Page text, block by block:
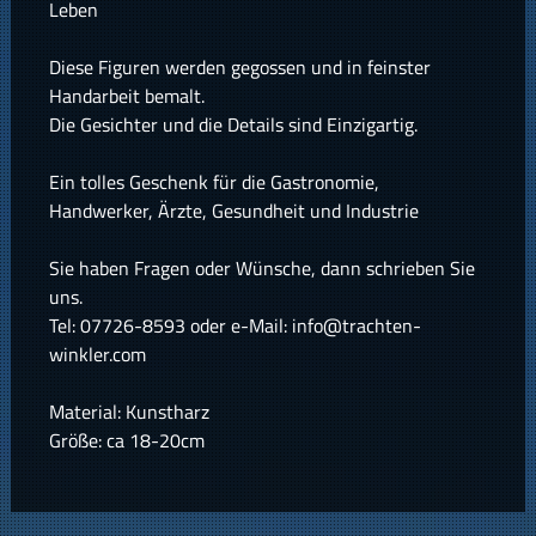
Leben
Diese Figuren werden gegossen und in feinster
Handarbeit bemalt.
Die Gesichter und die Details sind Einzigartig.
Ein tolles Geschenk für die Gastronomie,
Handwerker, Ärzte, Gesundheit und Industrie
Sie haben Fragen oder Wünsche, dann schrieben Sie
uns.
Tel: 07726-8593 oder e-Mail: info@trachten-
winkler.com
Material: Kunstharz
Größe: ca 18-20cm